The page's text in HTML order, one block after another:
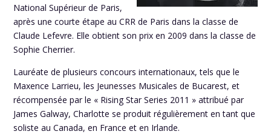
National Supérieur de Paris,
après une courte étape au CRR de Paris dans la classe de
Claude Lefevre. Elle obtient son prix en 2009 dans la classe de
Sophie Cherrier.
Lauréate de plusieurs concours internationaux, tels que le
Maxence Larrieu, les Jeunesses Musicales de Bucarest, et
récompensée par le « Rising Star Series 2011 » attribué par
James Galway, Charlotte se produit régulièrement en tant que
soliste au Canada, en France et en Irlande.